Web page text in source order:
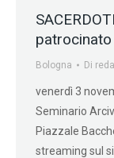
Bologna Di
venerdì 3
Seminario
Piazzale
streaming sul